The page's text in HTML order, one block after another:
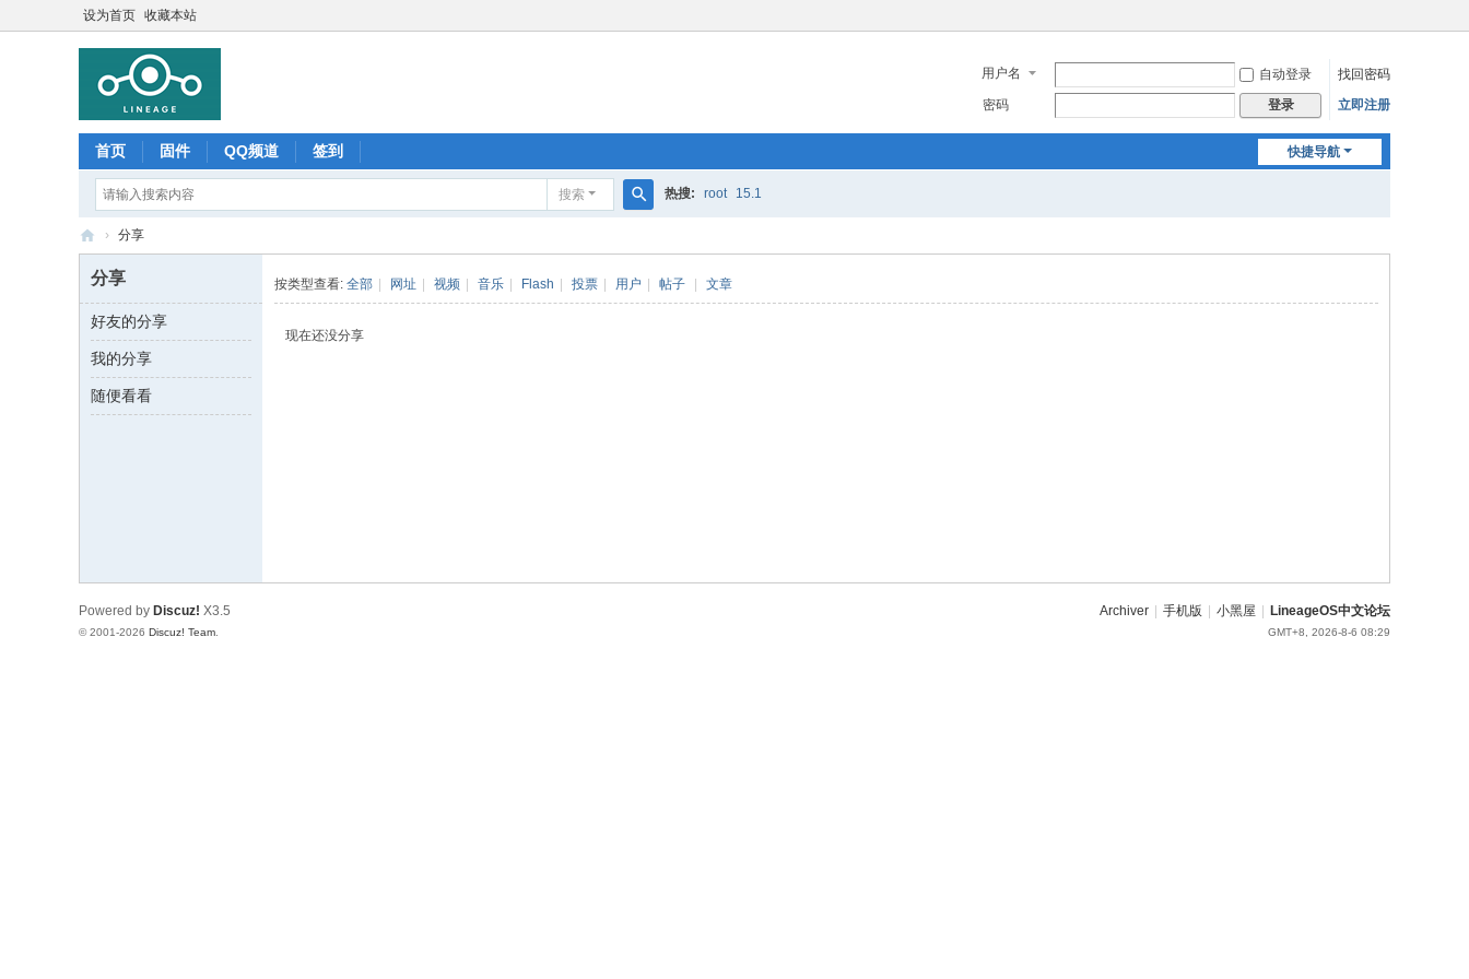
设为首页 收藏本站
用户名 自动登录
找回密码
密码
登录 立即注册
快捷导航
首页 固件 QQ频道 签到
搜索
索
热搜: root 15.1
ag
e
O
› 分享
分享
好友的分享
我的分享
随便看看
按类型查看: 全部 网址 视频 音乐 Flash 投票 用户 帖子 文章
现在还没分享
Archiver 手机版 小黑屋 LineageOS中文论坛
GMT+8, 2026-8-6 08:29
Powered by Discuz! X3.5
© 2001-2026 Discuz! Team